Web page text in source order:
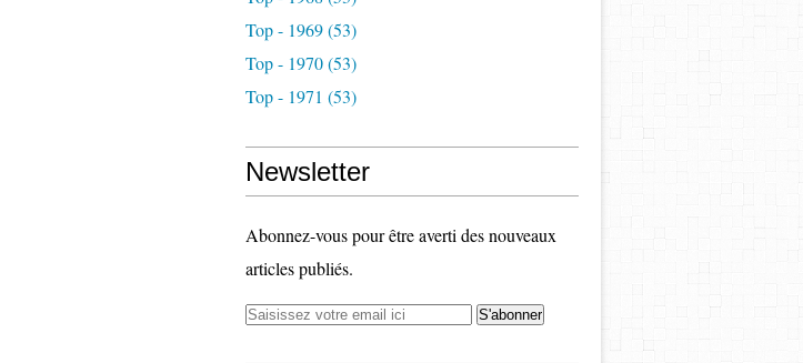
Top - 1969(53)
Top - 1970(53)
Top - 1971 (53)
Newsletter
Abonnez-vous pour être averti des nouveaux
articles publiés.